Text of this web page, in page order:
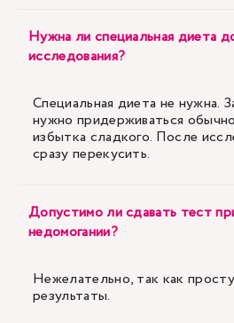
Нужна ли специальная диета
исследования?
Специальная диета не нужна.
нужно придерживаться
избытка сладкого. После
сразу перекусить.
Допустимо ли сдавать тест
недомогании?
Нежелательно, так как
результаты.